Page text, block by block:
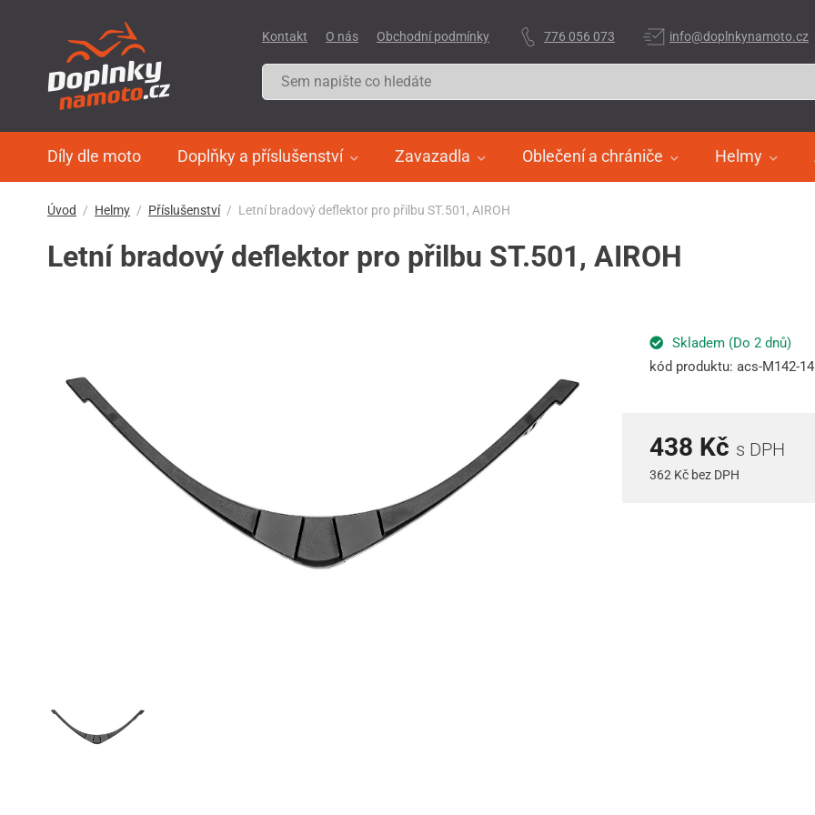
Díly dle moto Doplňky a příslušenství Zavazadla Oblečení a chrániče Helmy
Kontakt O nás Obchodní podmínky 776 056 073 info@doplnkynamoto.cz
Úvod Helmy Příslušenství Letní bradový deflektor pro přilbu ST.501, AIROH
Letní bradový deflektor pro přilbu ST.501, AIROH
Skladem (Do 2 dnů)
kód produktu: acs-M142-
438 Kč s DPH
362 Kč bez DPH